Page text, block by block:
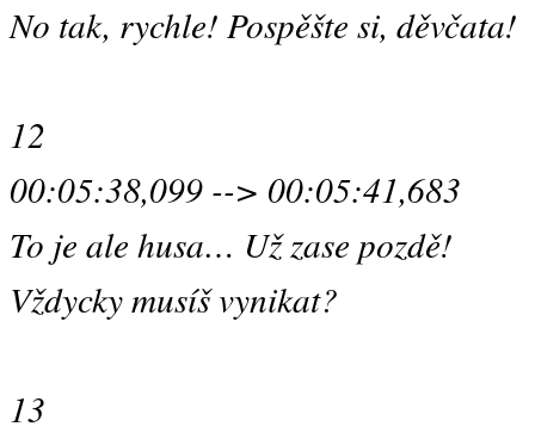
No tak, rychle! Pospěšte si, děvčata!
12
00:05:38,099 --> 00:05:41,683
To je ale husa… Už zase pozdě!
Vždycky musíš vynikat?
13